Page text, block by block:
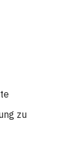
zu